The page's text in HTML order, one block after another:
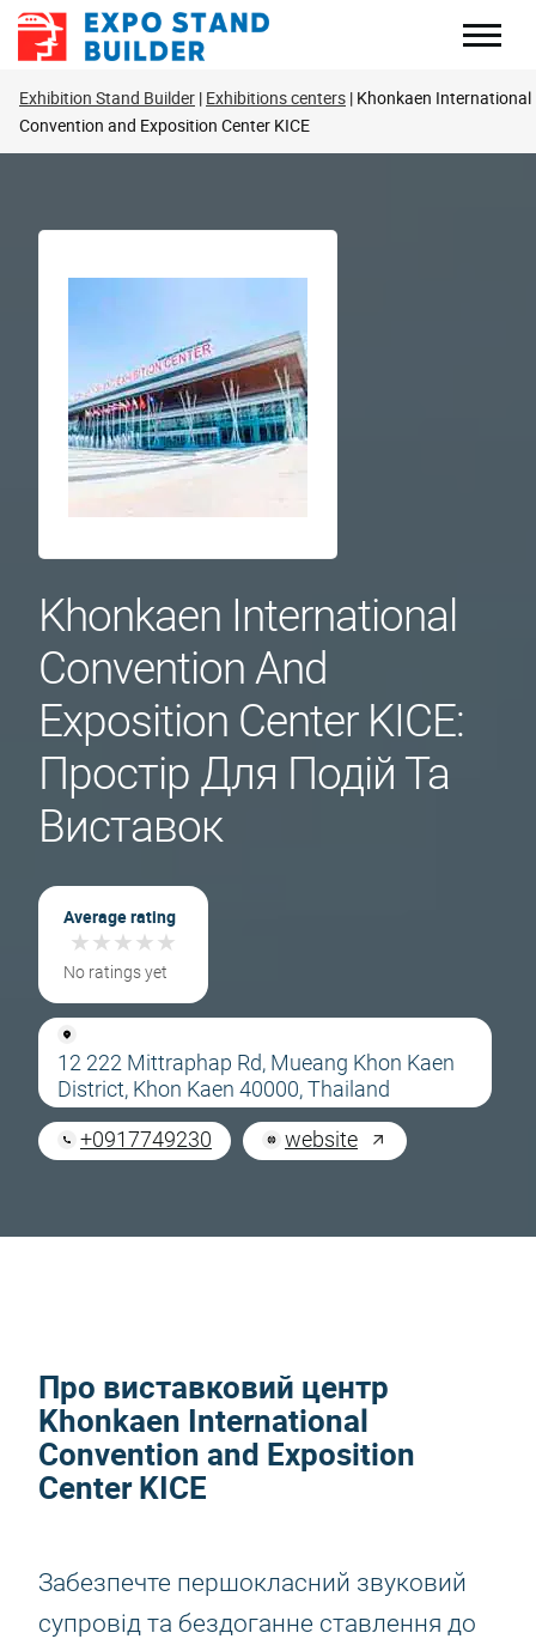
Перейти
Exhibition Stand Builder Exhibitions centers Khonkaen International
Convention and Exposition Center KICE
Khonkaen International
Convention And
Exposition Center KICE:
Простір Для Подій Та
Виставок
Average rating
★★★★★
★★★★★
No ratings yet
12 222 Mittraphap Rd, Mueang Khon Kaen
District, Khon Kaen 40000, Thailand
+0917749230
website
Про виставковий центр
Khonkaen International
Convention and Exposition
Center KICE
Забезпечте першокласний звуковий
супровід та бездоганне ставлення до